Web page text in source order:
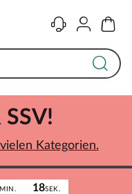
KontaktKonto
MIN. 18SEK.
Kategorien.